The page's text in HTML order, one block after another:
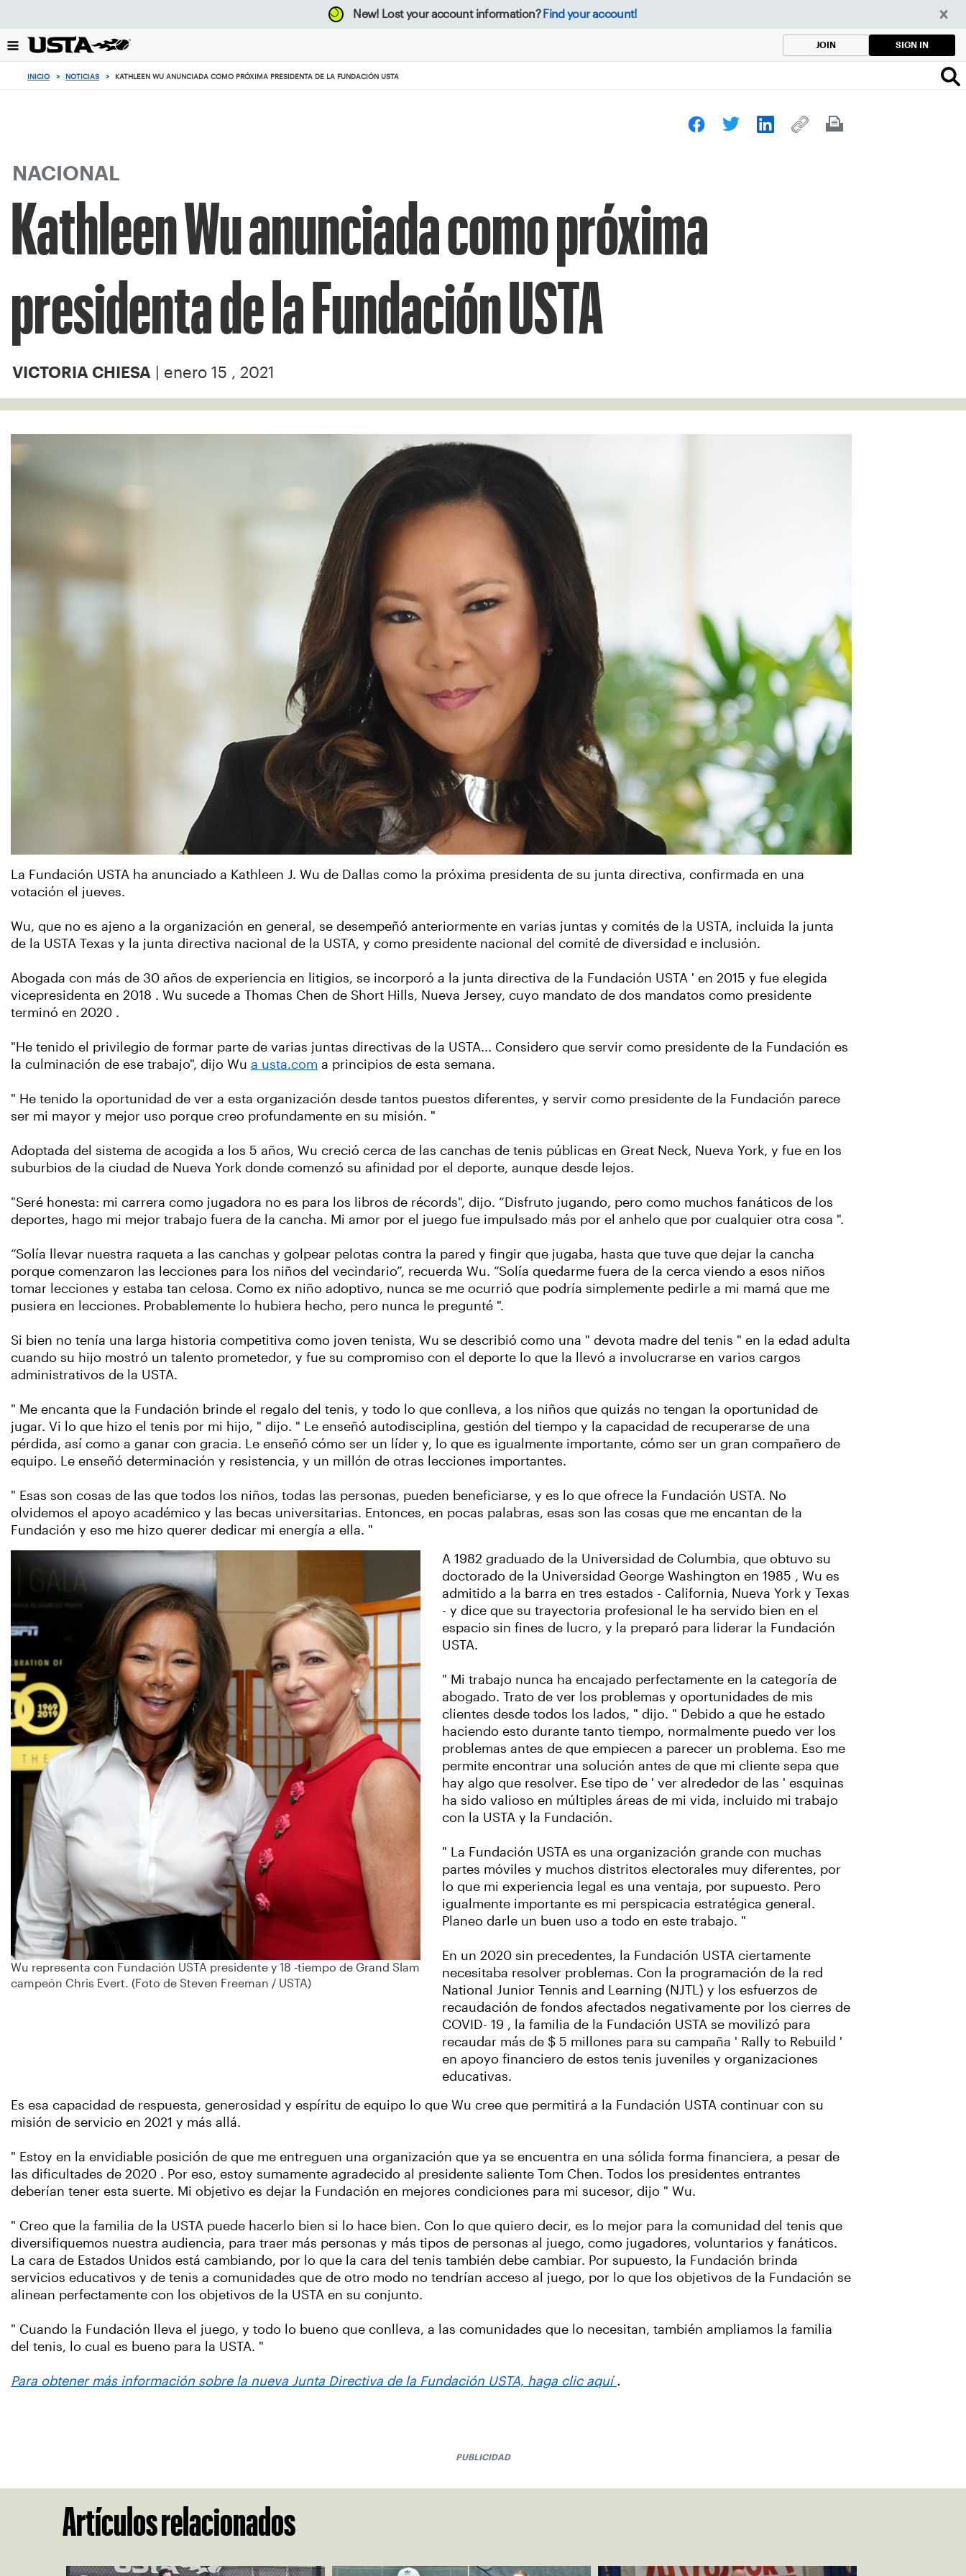
el
botón
New! Lost your account information? Find your account!
JOIN SIGN IN
INICIO > NOTICIAS > KATHLEEN WU ANUNCIADA COMO PRÓXIMA PRESIDENTA DE LA FUNDACIÓN USTA
NACIONAL
Kathleen Wu anunciada como próxima
presidenta de la Fundación USTA
VICTORIA CHIESA | enero 15 , 2021
La Fundación USTA ha anunciado a Kathleen J. Wu de Dallas como la próxima presidenta de su junta directiva, confirmada en una
votación el jueves.
Wu, que no es ajeno a la organización en general, se desempeñó anteriormente en varias juntas y comités de la USTA, incluida la junta
de la USTA Texas y la junta directiva nacional de la USTA, y como presidente nacional del comité de diversidad e inclusión.
Abogada con más de 30 años de experiencia en litigios, se incorporó a la junta directiva de la Fundación USTA ' en 2015 y fue elegida
vicepresidenta en 2018 . Wu sucede a Thomas Chen de Short Hills, Nueva Jersey, cuyo mandato de dos mandatos como presidente
terminó en 2020 .
"He tenido el privilegio de formar parte de varias juntas directivas de la USTA... Considero que servir como presidente de la Fundación es
la culminación de ese trabajo", dijo Wu a usta.com a principios de esta semana.
" He tenido la oportunidad de ver a esta organización desde tantos puestos diferentes, y servir como presidente de la Fundación parece
ser mi mayor y mejor uso porque creo profundamente en su misión. "
Adoptada del sistema de acogida a los 5 años, Wu creció cerca de las canchas de tenis públicas en Great Neck, Nueva York, y fue en los
suburbios de la ciudad de Nueva York donde comenzó su afinidad por el deporte, aunque desde lejos.
"Seré honesta: mi carrera como jugadora no es para los libros de récords", dijo. “Disfruto jugando, pero como muchos fanáticos de los
deportes, hago mi mejor trabajo fuera de la cancha. Mi amor por el juego fue impulsado más por el anhelo que por cualquier otra cosa ".
“Solía llevar nuestra raqueta a las canchas y golpear pelotas contra la pared y fingir que jugaba, hasta que tuve que dejar la cancha
porque comenzaron las lecciones para los niños del vecindario”, recuerda Wu. “Solía quedarme fuera de la cerca viendo a esos niños
tomar lecciones y estaba tan celosa. Como ex niño adoptivo, nunca se me ocurrió que podría simplemente pedirle a mi mamá que me
pusiera en lecciones. Probablemente lo hubiera hecho, pero nunca le pregunté ".
Si bien no tenía una larga historia competitiva como joven tenista, Wu se describió como una " devota madre del tenis " en la edad adulta
cuando su hijo mostró un talento prometedor, y fue su compromiso con el deporte lo que la llevó a involucrarse en varios cargos
administrativos de la USTA.
" Me encanta que la Fundación brinde el regalo del tenis, y todo lo que conlleva, a los niños que quizás no tengan la oportunidad de
jugar. Vi lo que hizo el tenis por mi hijo, " dijo. " Le enseñó autodisciplina, gestión del tiempo y la capacidad de recuperarse de una
pérdida, así como a ganar con gracia. Le enseñó cómo ser un líder y, lo que es igualmente importante, cómo ser un gran compañero de
equipo. Le enseñó determinación y resistencia, y un millón de otras lecciones importantes.
" Esas son cosas de las que todos los niños, todas las personas, pueden beneficiarse, y es lo que ofrece la Fundación USTA. No
olvidemos el apoyo académico y las becas universitarias. Entonces, en pocas palabras, esas son las cosas que me encantan de la
Fundación y eso me hizo querer dedicar mi energía a ella. "
Wu representa con Fundación USTA presidente y 18 -tiempo de Grand Slam
campeón Chris Evert. (Foto de Steven Freeman / USTA)
A 1982 graduado de la Universidad de Columbia, que obtuvo su
doctorado de la Universidad George Washington en 1985 , Wu es
admitido a la barra en tres estados - California, Nueva York y Texas
- y dice que su trayectoria profesional le ha servido bien en el
espacio sin fines de lucro, y la preparó para liderar la Fundación
USTA.
" Mi trabajo nunca ha encajado perfectamente en la categoría de
abogado. Trato de ver los problemas y oportunidades de mis
clientes desde todos los lados, " dijo. " Debido a que he estado
haciendo esto durante tanto tiempo, normalmente puedo ver los
problemas antes de que empiecen a parecer un problema. Eso me
permite encontrar una solución antes de que mi cliente sepa que
hay algo que resolver. Ese tipo de ' ver alrededor de las ' esquinas
ha sido valioso en múltiples áreas de mi vida, incluido mi trabajo
con la USTA y la Fundación.
" La Fundación USTA es una organización grande con muchas
partes móviles y muchos distritos electorales muy diferentes, por
lo que mi experiencia legal es una ventaja, por supuesto. Pero
igualmente importante es mi perspicacia estratégica general.
Planeo darle un buen uso a todo en este trabajo. "
En un 2020 sin precedentes, la Fundación USTA ciertamente
necesitaba resolver problemas. Con la programación de la red
National Junior Tennis and Learning (NJTL) y los esfuerzos de
recaudación de fondos afectados negativamente por los cierres de
COVID- 19 , la familia de la Fundación USTA se movilizó para
recaudar más de $ 5 millones para su campaña ' Rally to Rebuild '
en apoyo financiero de estos tenis juveniles y organizaciones
educativas.
Es esa capacidad de respuesta, generosidad y espíritu de equipo lo que Wu cree que permitirá a la Fundación USTA continuar con su
misión de servicio en 2021 y más allá.
" Estoy en la envidiable posición de que me entreguen una organización que ya se encuentra en una sólida forma financiera, a pesar de
las dificultades de 2020 . Por eso, estoy sumamente agradecido al presidente saliente Tom Chen. Todos los presidentes entrantes
deberían tener esta suerte. Mi objetivo es dejar la Fundación en mejores condiciones para mi sucesor, dijo " Wu.
" Creo que la familia de la USTA puede hacerlo bien si lo hace bien. Con lo que quiero decir, es lo mejor para la comunidad del tenis que
diversifiquemos nuestra audiencia, para traer más personas y más tipos de personas al juego, como jugadores, voluntarios y fanáticos.
La cara de Estados Unidos está cambiando, por lo que la cara del tenis también debe cambiar. Por supuesto, la Fundación brinda
servicios educativos y de tenis a comunidades que de otro modo no tendrían acceso al juego, por lo que los objetivos de la Fundación se
alinean perfectamente con los objetivos de la USTA en su conjunto.
" Cuando la Fundación lleva el juego, y todo lo bueno que conlleva, a las comunidades que lo necesitan, también ampliamos la familia
del tenis, lo cual es bueno para la USTA. "
Para obtener más información sobre la nueva Junta Directiva de la Fundación USTA, haga clic aquí .
PUBLICIDAD
Artículos relacionados